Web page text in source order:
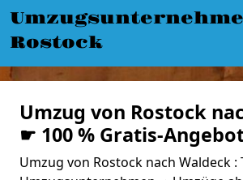
Rostock
Umzug von Rostock
☛ 100 % Gratis-
Umzug von Rostock nach Waldeck :